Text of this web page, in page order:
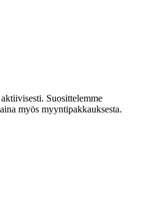
Suosittelemme
myös myyntipakkauksesta.